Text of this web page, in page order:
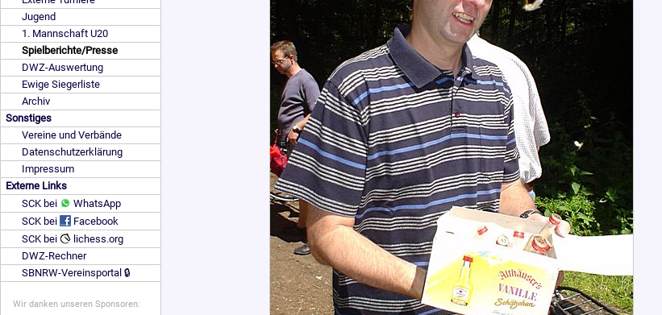
Jugend
1. Mannschaft U20
Spielberichte/Presse
DWZ-Auswertung
Ewige Siegerliste
Archiv
Sonstiges
Vereine und Verbände
Datenschutzerklärung
Impressum
Externe Links
SCK bei
WhatsApp
SCK bei
Facebook
SCK bei
lichess.org
DWZ-Rechner
SBNRW-Vereinsportal 🔒
Wir danken unseren Sponsoren: